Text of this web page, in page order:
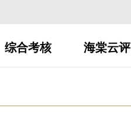
综合考核 海棠云评